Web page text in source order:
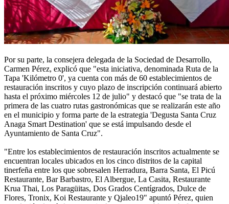
Por su parte, la consejera delegada de la Sociedad de Desarrollo,
Carmen Pérez, explicó que "esta iniciativa, denominada Ruta de la
Tapa 'Kilómetro 0', ya cuenta con más de 60 establecimientos de
restauración inscritos y cuyo plazo de inscripción continuará abierto
hasta el próximo miércoles 12 de julio" y destacó que "se trata de la
primera de las cuatro rutas gastronómicas que se realizarán este año
en el municipio y forma parte de la estrategia 'Degusta Santa Cruz
Anaga Smart Destination' que se está impulsando desde el
Ayuntamiento de Santa Cruz".
"Entre los establecimientos de restauración inscritos actualmente se
encuentran locales ubicados en los cinco distritos de la capital
tinerfeña entre los que sobresalen Herradura, Barra Santa, El Picú
Restaurante, Bar Barbastro, El Albergue, La Casita, Restaurante
Krua Thai, Los Paragüitas, Dos Grados Centígrados, Dulce de
Flores, Tronix, Koi Restaurante y Qjaleo19" apuntó Pérez, quien